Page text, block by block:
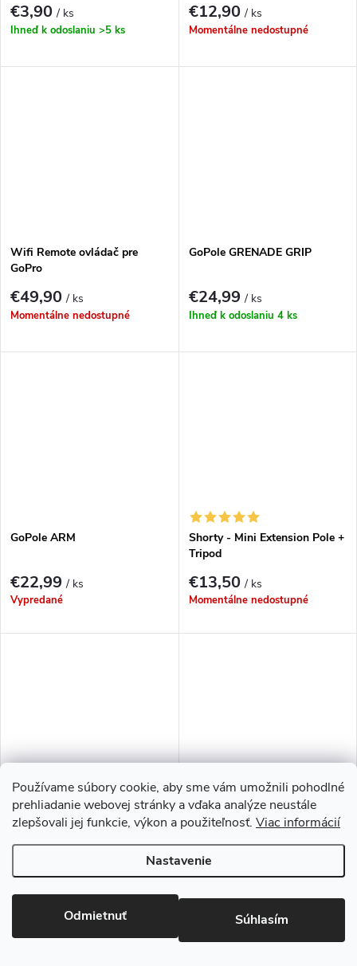
Používame súbory cookie, aby sme vám umožnili pohodlné
prehliadanie webovej stránky a vďaka analýze neustále
zlepšovali jej funkcie, výkon a použiteľnosť. Viac informácií
Nastavenie
Odmietnuť Súhlasím
€3,90/ ks
Ihneď k odoslaniu >5 ks
€12,90/ ks
Momentálne nedostupné
Wifi Remote ovládač pre
GoPro
€49,90/ ks
Momentálne nedostupné
GoPole GRENADE GRIP
€24,99/ ks
Ihneď k odoslaniu 4 ks
GoPole ARM
€22,99/ ks
Vypredané
Shorty - Mini Extension Pole +
Tripod
€13,50/ ks
Momentálne nedostupné
Svorka Jaws
Momentálne nedostupné
POV Oblé nalepovacie držiaky
€3,90
Ihneď k odoslaniu>5 ks